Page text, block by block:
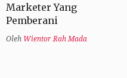
Marketer Yang
Pemberani
Oleh Wientor Rah Mada